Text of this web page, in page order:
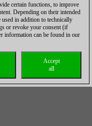
certain functions, to improve
Depending on their intended
used in addition to technically
or revoke your consent (if
information can be found in our
Accept
all